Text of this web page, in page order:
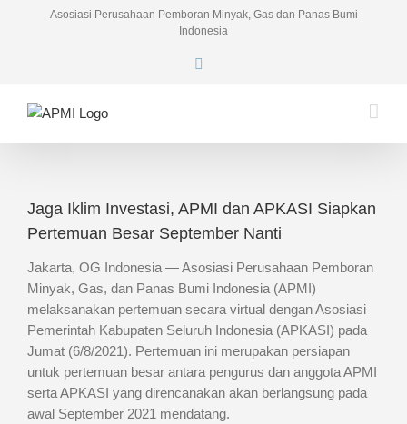
Asosiasi Perusahaan Pemboran Minyak, Gas dan Panas Bumi
Indonesia
Jaga Iklim Investasi, APMI dan APKASI Siapkan
Pertemuan Besar September Nanti
Jakarta, OG Indonesia — Asosiasi Perusahaan Pemboran
Minyak, Gas, dan Panas Bumi Indonesia (APMI)
melaksanakan pertemuan secara virtual dengan Asosiasi
Pemerintah Kabupaten Seluruh Indonesia (APKASI) pada
Jumat (6/8/2021). Pertemuan ini merupakan persiapan
untuk pertemuan besar antara pengurus dan anggota APMI
serta APKASI yang direncanakan akan berlangsung pada
awal September 2021 mendatang.